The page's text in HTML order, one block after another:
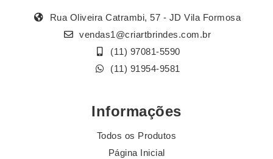
Rua Oliveira Catrambi, 57 - JD Vila Formosa
vendas1@criartbrindes.com.br
(11) 97081-5590
(11) 91954-9581
Informações
Todos os Produtos
Página Inicial